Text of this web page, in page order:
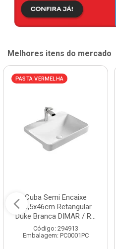
Melhores itens do mercado
PASTA VERMELHA
Cuba Semi Encaixe
58,5x46cm Retangular
Duke Branca DIMAR / R...
Código: 294913
Embalagem: PC0001PC